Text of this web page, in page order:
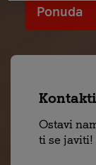
Ponuda
Ostavi
ti se javiti!